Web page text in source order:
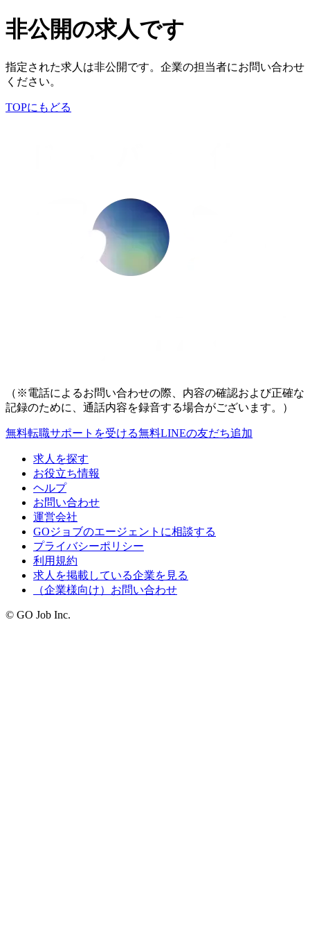
非公開の求人です
指定された求人は非公開です。企業の担当者にお問い合わせ
ください。
TOPにもどる
（※電話によるお問い合わせの際、内容の確認および正確な
記録のために、通話内容を録音する場合がございます。）
無料転職サポートを受ける無料LINEの友だち追加
求人を探す
お役立ち情報
ヘルプ
お問い合わせ
運営会社
GOジョブのエージェントに相談する
プライバシーポリシー
利用規約
求人を掲載している企業を見る
（企業様向け）お問い合わせ
© GO Job Inc.